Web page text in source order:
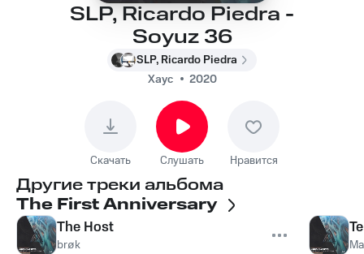
SLP, Ricardo Piedra -
Soyuz 36
SLP, Ricardo Piedra
Хаус
2020
Скачать Слушать Нравится
Другие треки альбома
The First Anniversary
The Host
brøk